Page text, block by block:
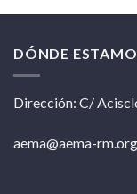
DÓNDE
Dirección: C/
aema@aema-